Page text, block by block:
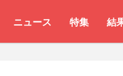
ニュース 特集 結